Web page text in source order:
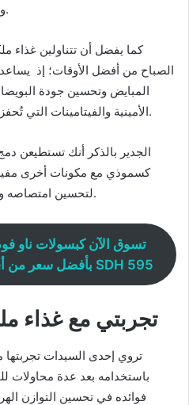
واحدة يوميا تحتوي على 500 ملغ.
كما يفضل أن تتناولين غذاء
الصباح من أفضل الأوقات؛ إذ
المبايض وتحسين جودة
الأمينية والفيتامينات التي تُحفز الخصوبة وتحمي صحة المبايض.
الجدير بالذكر أنك تستطيعن
كسموذي مع مكونات أخرى
لتحسين امتصاصه وتزويد الجسم بفيتامينات إضافية.
تسوق الآن كبسولات ناو
بأفضل سعر من أي هيرب عبر كود الخصم SDH 595
تجربتي مع غذاء
تروي إحدى السيدات
باستخدامه بعد عدة محاولات
فوائده في تحسين التوازن